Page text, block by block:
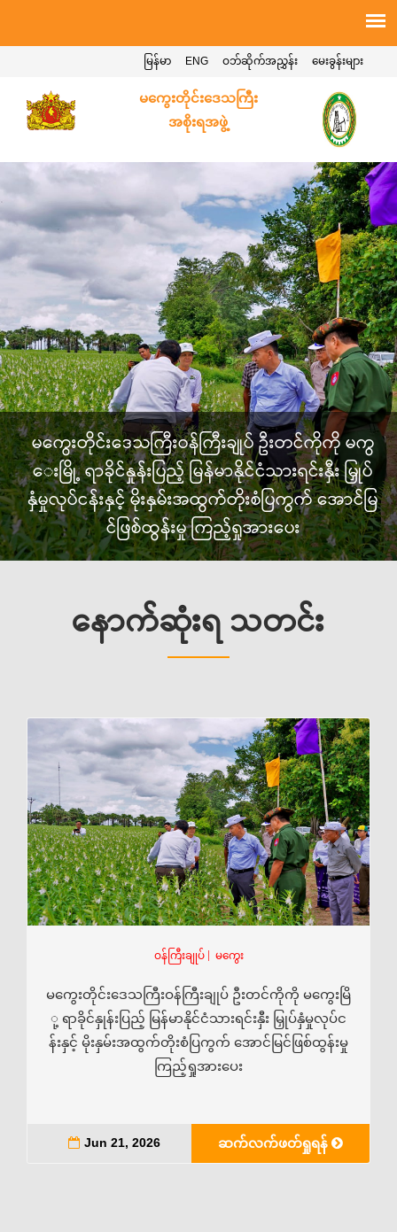
မေးခွန်းများ
ဝဘ်ဆိုက်အညွှန်း
ENG
မြန်မာ
မကွေးတိုင်းဒေသကြီး
အစိုးရအဖွဲ့
မကွေးတိုင်းဒေသကြီးဝန်ကြီးချုပ် ဦးတင်ကိုကို မကွ
ေးမြို့ ရာခိုင်နှုန်းပြည့် မြန်မာနိုင်ငံသားရင်းနှီး မြှုပ်
နှံမှုလုပ်ငန်းနှင့် မိုးနှမ်းအထွက်တိုးစံပြကွက် အောင်မြ
င်ဖြစ်ထွန်းမှု ကြည့်ရှုအားပေး
နောက်ဆုံးရ သတင်း
ဝန်ကြီးချုပ်| မကွေး
မကွေးတိုင်းဒေသကြီးဝန်ကြီးချုပ် ဦးတင်ကိုကို မကွေးမြိ
ု့ ရာခိုင်နှုန်းပြည့် မြန်မာနိုင်ငံသားရင်းနှီး မြှုပ်နှံမှုလုပ်င
န်းနှင့် မိုးနှမ်းအထွက်တိုးစံပြကွက် အောင်မြင်ဖြစ်ထွန်းမှု
ကြည့်ရှုအားပေး
Jun 21, 2026 ဆက်လက်ဖတ်ရှုရန်